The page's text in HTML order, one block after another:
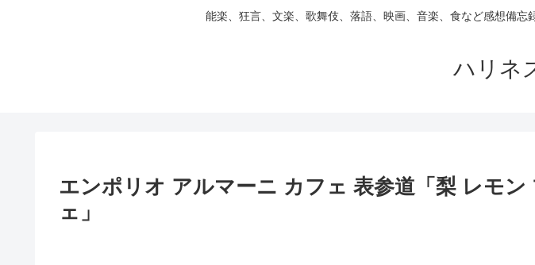
能楽、狂言、文楽、歌舞伎、落語、映画、音楽、食など感想備忘
ハリネ
エンポリオ アルマーニ カフェ 表参道「梨 レモン
ェ」